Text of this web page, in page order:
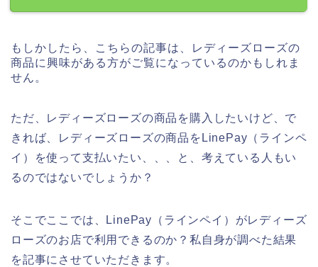
もしかしたら、こちらの記事は、レディーズローズの
商品に興味がある方がご覧になっているのかもしれま
せん。
ただ、レディーズローズの商品を購入したいけど、で
きれば、レディーズローズの商品をLinePay（ラインペ
イ）を使って支払いたい、、、と、考えている人もい
るのではないでしょうか？
そこでここでは、LinePay（ラインペイ）がレディーズ
ローズのお店で利用できるのか？私自身が調べた結果
を記事にさせていただきます。